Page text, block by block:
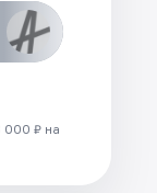
000 ₽ на